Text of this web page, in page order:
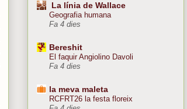
La línia de Wallace
Geografia humana
Fa 4 dies
Bereshit
El faquir Angiolino Davoli
Fa 4 dies
la meva maleta
RCFRT26 la festa floreix